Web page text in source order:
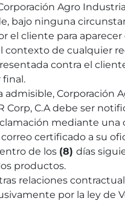
Agro
bajo ninguna
el cliente para
contexto de cualquier
contra el
admisible, Corporación
Corp, C.A debe ser
mediante una
certificado a su
de los (8) días
productos.
relaciones
por la ley de